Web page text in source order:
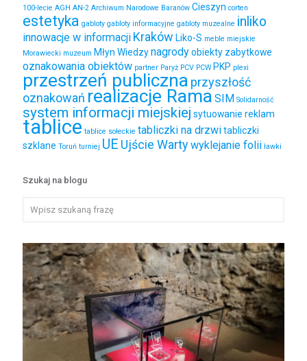
100-lecie AGH AN-2 Archiwum Narodowe Baranów Cieszyn corten
estetyka gabloty gabloty informacyjne gabloty muzealne inliko
innowacje w informacji Kraków Liko-S meble miejskie
Morawiecki muzeum Młyn Wiedzynagrodyobiekty zabytkowe
oznakowania obiektów partner Paryż PCV PCW PKP plexi
przestrzeń publiczna przyszłość
oznakowań realizacje Rama SIM Solidarność
system informacji miejskiej sytuowanie reklam
tablice tablice sołeckie tabliczki na drzwitabliczki
szklane Toruń turniej UE Ujście Wartywyklejanie folii ławki
Szukaj na blogu